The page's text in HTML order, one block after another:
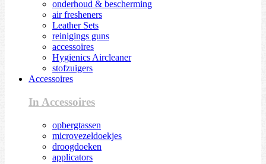
onderhoud & bescherming
air fresheners
Leather Sets
reinigings guns
accessoires
Hygienics Aircleaner
stofzuigers
Accessoires
In Accessoires
opbergtassen
microvezeldoekjes
droogdoeken
applicators